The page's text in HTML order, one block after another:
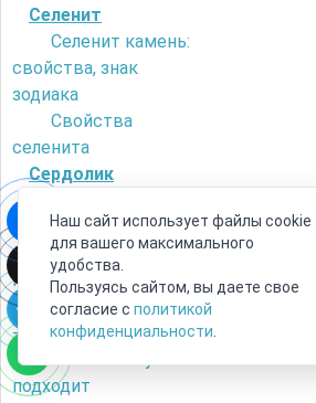
Селенит
Селенит камень:
свойства, знак
зодиака
Свойства
селенита
Сердолик
сердолик от
искусственного
камня?
Камень сердолик
- его магические
свойства и кому
подходит
Наш сайт использует файлы cookie
для вашего максимального
удобства.
Пользуясь сайтом, вы даете свое
согласие с политикой
конфиденциальности